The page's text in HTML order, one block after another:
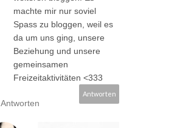
machte mir nur soviel
Spass zu bloggen, weil es
da um uns ging, unsere
Beziehung und unsere
gemeinsamen
Freizeitaktivitäten <333
Antworten
Antworten